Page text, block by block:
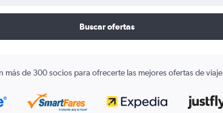
Buscar ofertas
más de 300 socios para ofrecerte las mejores ofertas de viaje